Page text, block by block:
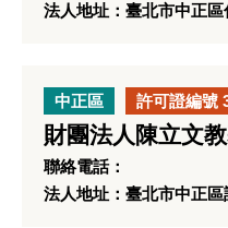
法人地址：臺北市中正
中正區 許可證編號
財團法人陳立文
聯絡電話：
法人地址：臺北市中正